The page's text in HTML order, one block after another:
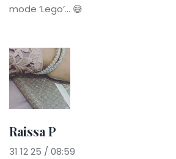
mode ‘Lego’... 😅
Raissa P
31 12 25 / 08:59